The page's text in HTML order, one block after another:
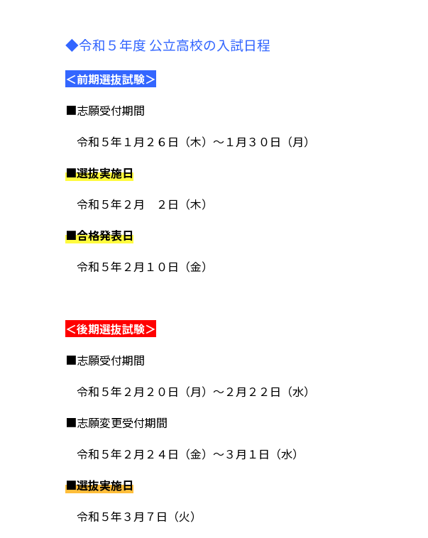
◆令和５年度 公立高校の入試日程
＜前期選抜試験＞
■志願受付期間
令和５年１月２６日（木）～１月３０日（月）
■選抜実施日
令和５年２月 ２日（木）
■合格発表日
令和５年２月１０日（金）
＜後期選抜試験＞
■志願受付期間
令和５年２月２０日（月）～２月２２日（水）
■志願変更受付期間
令和５年２月２４日（金）～３月１日（水）
■選抜実施日
令和５年３月７日（火）